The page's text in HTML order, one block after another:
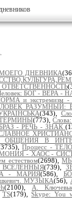
ДНЕВНИКА
БОГ - ВЕРА
и экстремизм -
РАЗУМНЫЙ:
(343),
ТЕРМИНЫ(773),
- РЕЧЬ - ЗНАК
ОБЩЕНИЯ В
Процесс -
- ХАОС -
(2698),
ВСЕЛЕННЫЯ(739),
- МАРИЯ(586),
МУЗЫКА(56),
(2100), А.
TS(179),Skype: You